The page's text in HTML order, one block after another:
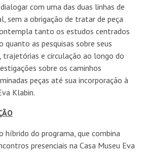
com uma das duas linhas de
sem a obrigação de tratar de peça
tanto os estudos centrados
as pesquisas sobre seus
e circulação ao longo do
sobre os caminhos
peças até sua incorporação à
Klabin.
do programa, que combina
presenciais na Casa Museu Eva